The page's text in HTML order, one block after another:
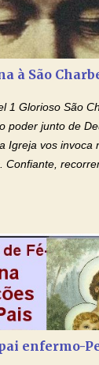
esforçarei para
meu, o estudo
Tu podes deixar
meu
estudos e uma
que quiseste
permite que,
à São
1 Glorioso São
poder junto de
Igreja vos invoca
Confiante,
nos deste
patrono,
São Charbel!
o vosso nome e
Santos, Vós
da perfeição,
na sua
enfermo-